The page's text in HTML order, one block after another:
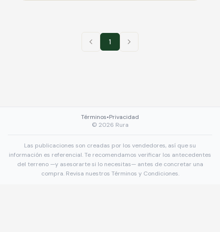
1
Términos•Privacidad
© 2026 Rura
Las publicaciones son creadas por los vendedores, así que su
información es referencial. Te recomendamos verificar los antecedentes
del terreno —y asesorarte si lo necesitas— antes de concretar una
compra. Revisa nuestros Términos y Condiciones.